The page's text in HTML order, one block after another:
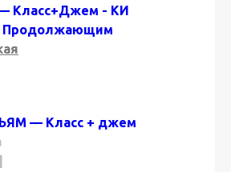
Класс+Джем - КИ
Продолжающим
— Класс + джем